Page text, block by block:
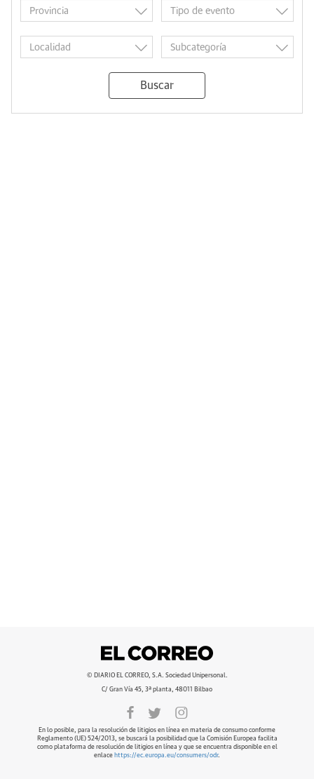
Buscar
© DIARIO EL CORREO, S.A. Sociedad Unipersonal.
C/ Gran Vía 45, 3ª planta, 48011 Bilbao
En lo posible, para la resolución de litigios en línea en materia de consumo conforme
Reglamento (UE) 524/2013, se buscará la posibilidad que la Comisión Europea facilita
como plataforma de resolución de litigios en línea y que se encuentra disponible en el
enlace https://ec.europa.eu/consumers/odr.